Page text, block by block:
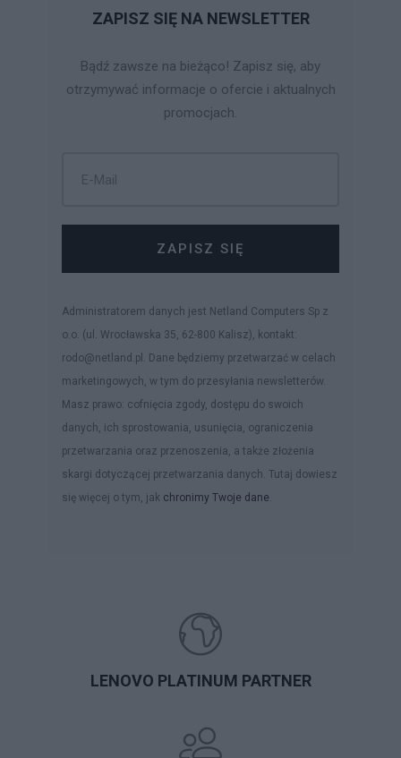
ZAPISZ SIĘ NA NEWSLETTER
Bądź zawsze na bieżąco! Zapisz się, aby
otrzymywać informacje o ofercie i aktualnych
promocjach.
ZAPISZ SIĘ
Administratorem danych jest Netland Computers Sp z
o.o. (ul. Wrocławska 35, 62-800 Kalisz), kontakt:
rodo@netland.pl. Dane będziemy przetwarzać w celach
marketingowych, w tym do przesyłania newsletterów.
Masz prawo: cofnięcia zgody, dostępu do swoich
danych, ich sprostowania, usunięcia, ograniczenia
przetwarzania oraz przenoszenia, a także złożenia
skargi dotyczącej przetwarzania danych. Tutaj dowiesz
się więcej o tym, jak chronimy Twoje dane.
LENOVO PLATINUM PARTNER